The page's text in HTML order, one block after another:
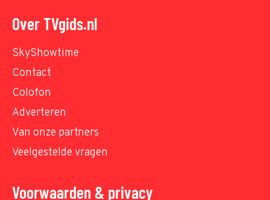
Over TVgids.nl
SkyShowtime
Contact
Colofon
Adverteren
Van onze partners
Veelgestelde vragen
Voorwaarden & privacy